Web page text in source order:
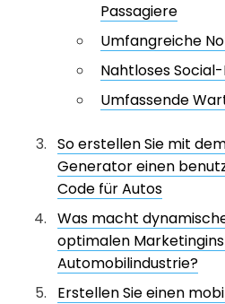
Passagiere
Umfangreiche
Nahtloses
Umfassende
So erstellen Sie mit
Generator einen
Code für Autos
Was macht
optimalen
Automobilindustrie?
Erstellen Sie einen